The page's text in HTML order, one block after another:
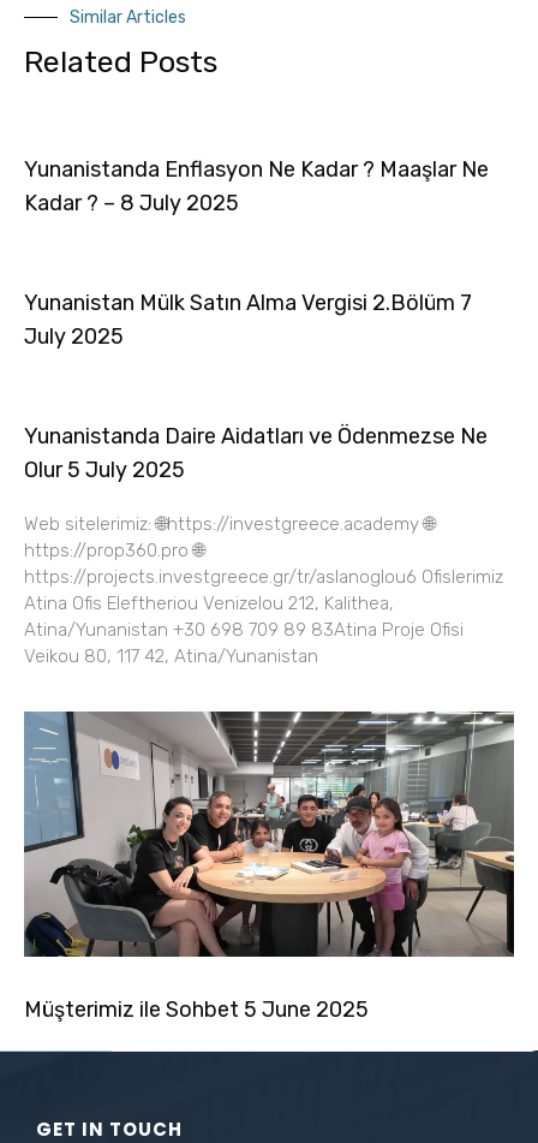
Similar Articles
Related Posts
Yunanistanda Enflasyon Ne Kadar ? Maaşlar Ne
Kadar ? – 8 July 2025
Yunanistan Mülk Satın Alma Vergisi 2.Bölüm 7
July 2025
Yunanistanda Daire Aidatları ve Ödenmezse Ne
Olur 5 July 2025
Web sitelerimiz: 🌐https://investgreece.academy 🌐
https://prop360.pro 🌐
https://projects.investgreece.gr/tr/aslanoglou6 Ofislerimiz
Atina Ofis Eleftheriou Venizelou 212, Kalithea,
Atina/Yunanistan +30 698 709 89 83Atina Proje Ofisi
Veikou 80, 117 42, Atina/Yunanistan
Müşterimiz ile Sohbet 5 June 2025
GET IN TOUCH